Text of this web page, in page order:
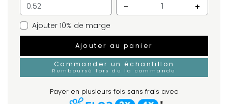
-
+
Ajouter 10% de marge
Ajouter au panier
Commander un échantillon
Remboursé lors de la commande
Payer en plusieurs fois sans frais avec